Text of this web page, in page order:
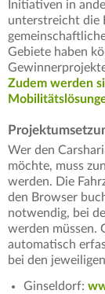
Initiativen in
unterstreicht die
Gebiete haben
Zudem werden
Wer den
möchte, muss
werden. Die
den Browser
notwendig, bei
werden müssen.
automatisch
bei den
Ginseldorf: